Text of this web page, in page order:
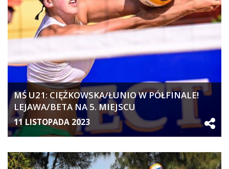
MŚ U21: CIĘŻKOWSKA/ŁUNIO W PÓŁFINALE!
LEJAWA/BETA NA 5. MIEJSCU
11 LISTOPADA 2023